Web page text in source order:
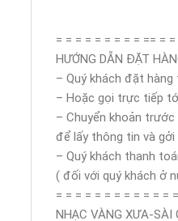
= = = = = = = = = == =
HƯỚNG DẪN ĐẶT
– Quý khách đặt
– Hoặc gọi trực tiếp
– Chuyển khoản
để lấy thông tin và gởi
– Quý khách thanh
( đối với quý khách ở
= = = = = = = = = = = =
NHẠC VÀNG XƯA-SÀI